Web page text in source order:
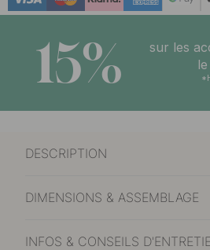
15%
sur les
DESCRIPTION
DIMENSIONS & ASSEMBLAGE
INFOS & CONSEILS